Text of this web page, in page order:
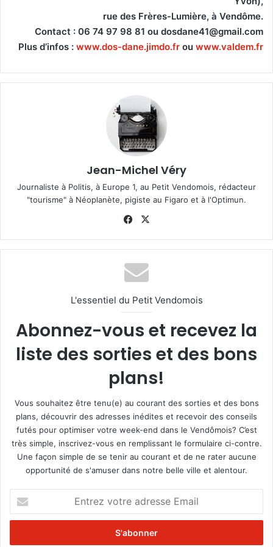
rue des Frères-Lumière, à Vendôme.
Contact : 06 74 97 98 81 ou dosdane41@gmail.com
Plus d’infos : www.dos-dane.jimdo.fr ou www.valdem.fr
Jean-Michel Véry
Journaliste à Politis, à Europe 1, au Petit Vendomois, rédacteur
"tourisme" à Néoplanète, pigiste au Figaro et à l'Optimun.
Fa
bo
ok
L'essentiel du Petit Vendomois
Abonnez-vous et recevez la
liste des sorties et des bons
plans!
Vous souhaitez être tenu(e) au courant des sorties et des bons
plans, découvrir des adresses inédites et recevoir des conseils
futés pour optimiser votre week-end dans le Vendômois? C’est
très simple, inscrivez-vous en remplissant le formulaire ci-contre.
Une façon simple de se tenir au courant et de ne rater aucune
opportunité de s'amuser dans notre belle ville et alentour.
t